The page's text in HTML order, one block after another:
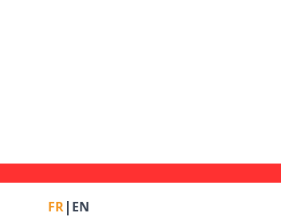
Facebook
Instagram
Linkedin
FR| EN